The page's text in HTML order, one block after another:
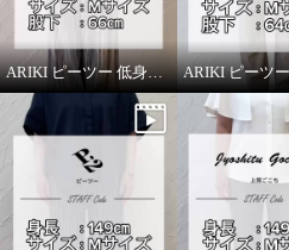
ARIKI ピーツー 低身長スタッフがはいてみました！